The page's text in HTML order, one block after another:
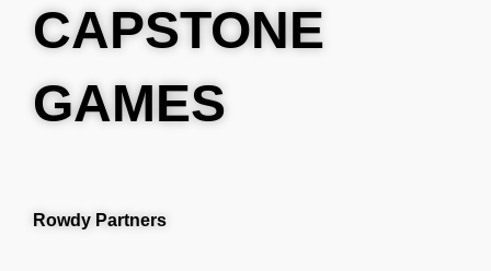
CAPSTONE
GAMES
Rowdy Partners